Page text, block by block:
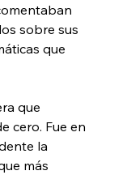
sobre sus
que
que
cero. Fue en
la
más